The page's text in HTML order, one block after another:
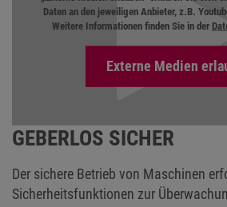
Daten an den jeweiligen Anbieter, z.B.
Weitere Informationen finden Sie in der
GEBERLOS SICHER
Der sichere Betrieb von Maschinen
Sicherheitsfunktionen zur